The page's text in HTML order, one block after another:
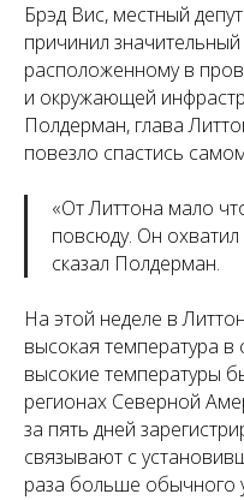
Брэд Вис, местный
причинил
расположенному в
и окружающей
Полдерман, глава
повезло спастись
«От Литтона мало
повсюду. Он
сказал Полдерман.
На этой неделе в
высокая температура в
высокие температуры
регионах Северной
за пять дней
связывают с
раза больше обычного